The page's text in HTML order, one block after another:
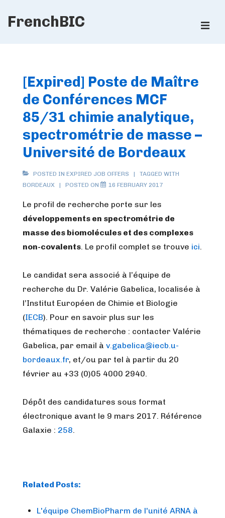
SkipFrenchBIC
[Expired] Poste de Maître
de Conférences MCF
85/31 chimie analytique,
spectrométrie de masse –
Université de Bordeaux
POSTED IN EXPIRED JOB OFFERS
TAGGED WITH
BORDEAUX
POSTED ON 16 FEBRUARY 2017
Le profil de recherche porte sur les
développements en spectrométrie de
masse des biomolécules et des complexes
non-covalents. Le profil complet se trouve ici.
Le candidat sera associé à l’équipe de
recherche du Dr. Valérie Gabelica, localisée à
l’Institut Européen de Chimie et Biologie
(IECB). Pour en savoir plus sur les
thématiques de recherche : contacter Valérie
Gabelica, par email à v.gabelica@iecb.u-
bordeaux.fr, et/ou par tel à partir du 20
février au +33 (0)05 4000 2940.
Dépôt des candidatures sous format
électronique avant le 9 mars 2017. Référence
Galaxie : 258.
Related Posts:
L'équipe ChemBioPharm de l'unité ARNA à